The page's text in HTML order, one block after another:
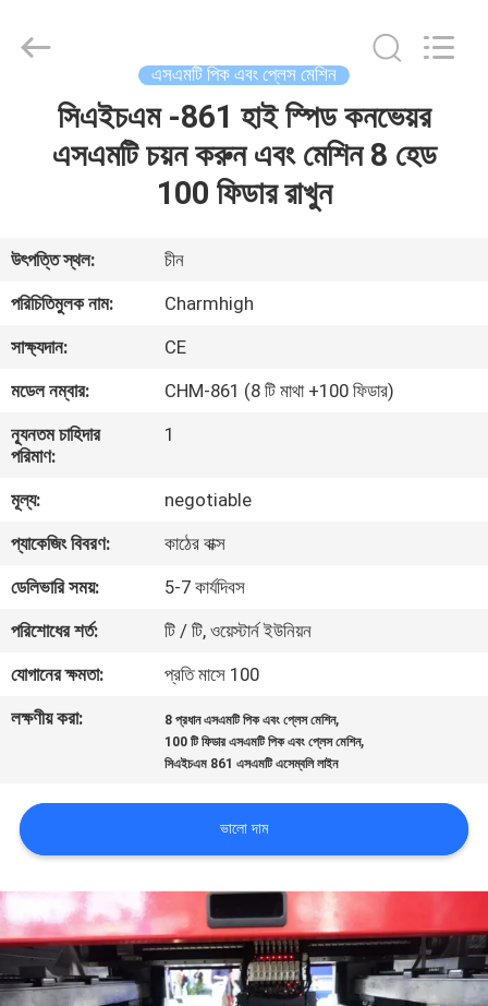
ভিডিও
সম্পর্কে
কারখানা
মান
নিয়ন্ত্রণ
সাথে
যোগাযোগ
খবর
SHOPPING
ON
LINE
TECHNOLOGY
LIMITED.
এসএমটি পিক এবং প্লেস মেশিন
সিএইচএম -861 হাই স্পিড কনভেয়র
এসএমটি চয়ন করুন এবং মেশিন 8 হেড
100 ফিডার রাখুন
উৎপত্তি স্থল:
চীন
পরিচিতিমুলক নাম:
Charmhigh
সাক্ষ্যদান:
CE
মডেল নম্বার:
CHM-861 (8 টি মাথা +100 ফিডার)
ন্যূনতম চাহিদার
পরিমাণ:
1
মূল্য:
negotiable
প্যাকেজিং বিবরণ:
কাঠের বাক্স
ডেলিভারি সময়:
5-7 কার্যদিবস
পরিশোধের শর্ত:
টি / টি, ওয়েস্টার্ন ইউনিয়ন
যোগানের ক্ষমতা:
প্রতি মাসে 100
লক্ষণীয় করা:
8 প্রধান এসএমটি পিক এবং প্লেস মেশিন,
100 টি ফিডার এসএমটি পিক এবং প্লেস মেশিন,
সিএইচএম 861 এসএমটি এসেম্বলি লাইন
ভালো দাম